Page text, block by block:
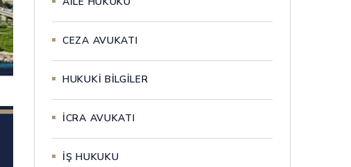
CEZA AVUKATI
HUKUKİ BİLGİLER
İCRA AVUKATI
İŞ HUKUKU